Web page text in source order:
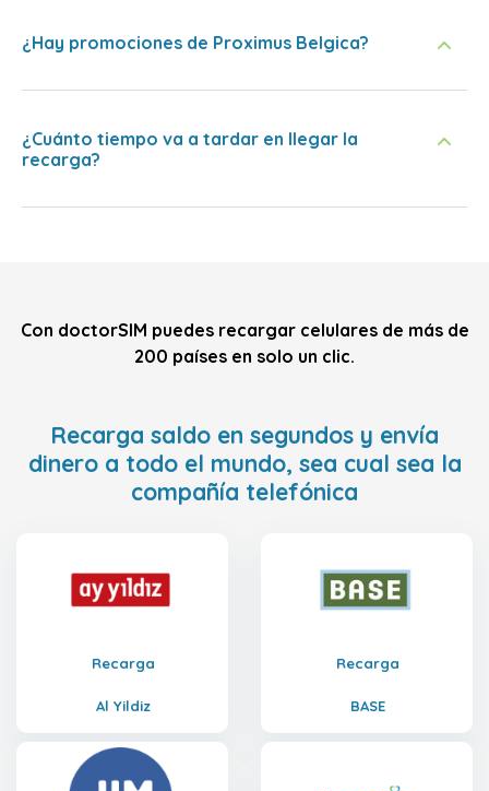
¿Hay promociones de Proximus Belgica?
¿Cuánto tiempo va a tardar en llegar la
recarga?
Con doctorSIM puedes recargar celulares de más de
200 países en solo un clic.
Recarga saldo en segundos y envía
dinero a todo el mundo, sea cual sea la
compañía telefónica
Recarga
Al Yildiz
Recarga
BASE